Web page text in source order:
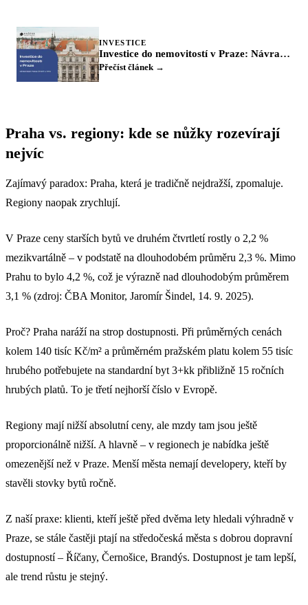
INVESTICE
Investice do nemovitostí v Praze: Návratnost podle čtvrtí a typu
Přečíst článek →
Praha vs. regiony: kde se nůžky rozevírají
nejvíc
Zajímavý paradox: Praha, která je tradičně nejdražší, zpomaluje.
Regiony naopak zrychlují.
V Praze ceny starších bytů ve druhém čtvrtletí rostly o 2,2 %
mezikvartálně – v podstatě na dlouhodobém průměru 2,3 %. Mimo
Prahu to bylo 4,2 %, což je výrazně nad dlouhodobým průměrem
3,1 % (zdroj: ČBA Monitor, Jaromír Šindel, 14. 9. 2025).
Proč? Praha naráží na strop dostupnosti. Při průměrných cenách
kolem 140 tisíc Kč/m² a průměrném pražském platu kolem 55 tisíc
hrubého potřebujete na standardní byt 3+kk přibližně 15 ročních
hrubých platů. To je třetí nejhorší číslo v Evropě.
Regiony mají nižší absolutní ceny, ale mzdy tam jsou ještě
proporcionálně nižší. A hlavně – v regionech je nabídka ještě
omezenější než v Praze. Menší města nemají developery, kteří by
stavěli stovky bytů ročně.
Z naší praxe: klienti, kteří ještě před dvěma lety hledali výhradně v
Praze, se stále častěji ptají na středočeská města s dobrou dopravní
dostupností – Říčany, Černošice, Brandýs. Dostupnost je tam lepší,
ale trend růstu je stejný.